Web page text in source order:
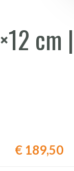
cm |
€189,50